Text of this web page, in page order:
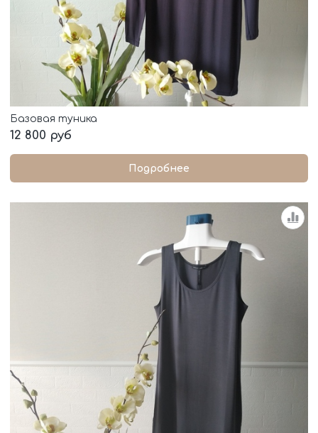
Базовая туника
12 800 руб
Подробнее